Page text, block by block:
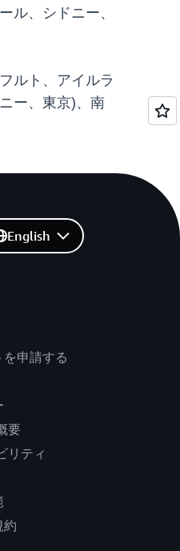
ル、シドニー、
ルト、アイルラ
ー、東京)、南
申請する
要
リティ
約
English